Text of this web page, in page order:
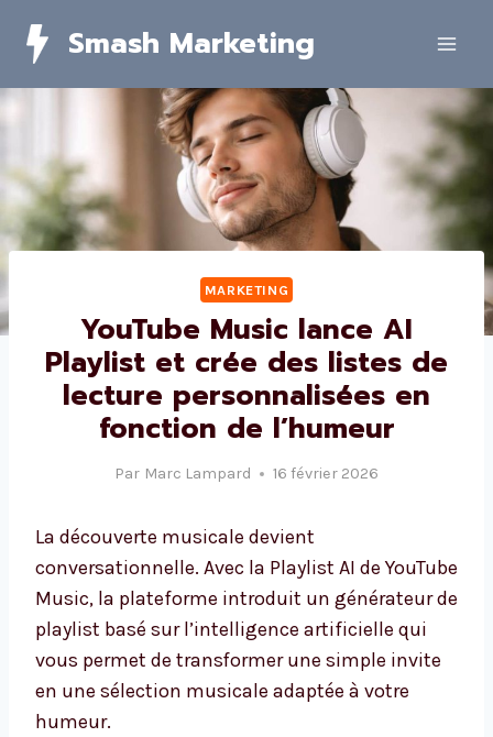
Smash Marketing
MARKETING
YouTube Music lance AI
Playlist et crée des listes de
lecture personnalisées en
fonction de l’humeur
Par Marc Lampard 16 février 2026
La découverte musicale devient
conversationnelle. Avec la Playlist AI de YouTube
Music, la plateforme introduit un générateur de
playlist basé sur l’intelligence artificielle qui
vous permet de transformer une simple invite
en une sélection musicale adaptée à votre
humeur.